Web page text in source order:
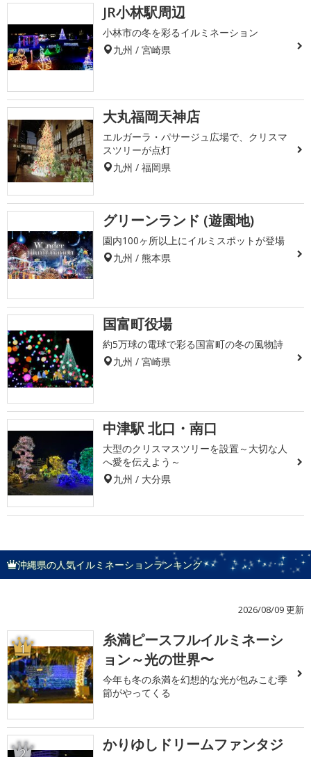
JR小林駅周辺
小林市の冬を彩るイルミネーション
九州 / 宮崎県
大丸福岡天神店
エルガーラ・パサージュ広場で、クリスマ
スツリーが点灯
九州 / 福岡県
グリーンランド (遊園地)
園内100ヶ所以上にイルミスポットが登場
九州 / 熊本県
国富町役場
約5万球の電球で彩る国富町の冬の風物詩
九州 / 宮崎県
中津駅 北口・南口
大型のクリスマスツリーを設置～大切な人
へ愛を伝えよう～
九州 / 大分県
沖縄県の人気イルミネーションランキング
2026/08/09 更新
1
糸満ピースフルイルミネーシ
ョン～光の世界〜
今年も冬の糸満を幻想的な光が包みこむ季
節がやってくる
2
かりゆしドリームファンタジ